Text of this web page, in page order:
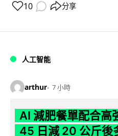
10 分享
人工智能
arthur 7 小時
AI 減肥餐單配合
45 日減 20 公斤後